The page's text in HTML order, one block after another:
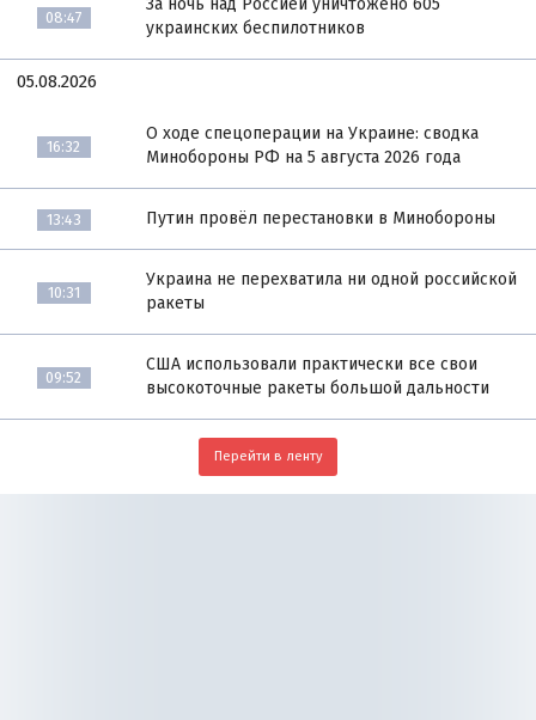
08:47
украинских беспилотников
05.08.2026
16:32
О ходе спецоперации на Украине: сводка
Минобороны РФ на 5 августа 2026 года
13:43 Путин провёл перестановки в Минобороны
10:31
Украина не перехватила ни одной российской
ракеты
09:52
США использовали практически все свои
высокоточные ракеты большой дальности
Перейти в ленту